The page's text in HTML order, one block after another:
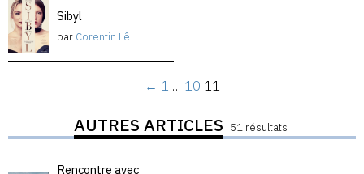
Sibyl
par Corentin Lê
← 1 … 10 11
AUTRES ARTICLES 51 résultats
Rencontre avec